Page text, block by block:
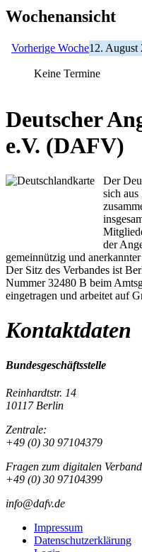
Wochenansicht
Vorherige Woche12. August
Keine Termine
Deutscher
e.V. (DAFV)
Der
sich aus
der
gemeinnützig und
Der Sitz des Verbandes ist
Nummer 32480 B beim
eingetragen und arbeitet auf
Kontaktdaten
Bundesgeschäftsstelle
Reinhardtstr. 14
10117 Berlin
Zentrale:
+49 (0) 30 97104379
Fragen zum digitalen
+49 (0) 30 97104399
info@dafv.de
Impressum
Datenschutzerklärung